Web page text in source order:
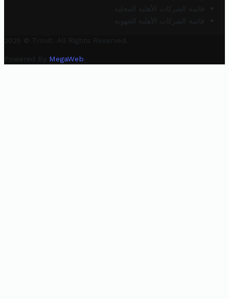
قائمة الشركات الأهلية المحلية
قائمة الشركات الأهلية الجهوية
2025 © Trovit. All Rights Reserved.
Powered By MegaWeb